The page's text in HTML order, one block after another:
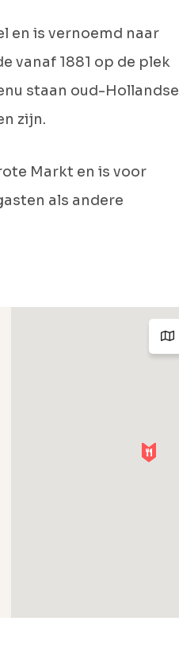
en is vernoemd naar
vanaf 1881 op de plek
staan oud-Hollandse
zijn.
Markt en is voor
als andere